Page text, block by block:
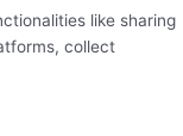
like sharing
collect